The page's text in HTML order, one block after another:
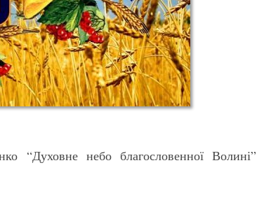
“Духовне небо благословенної Волині”